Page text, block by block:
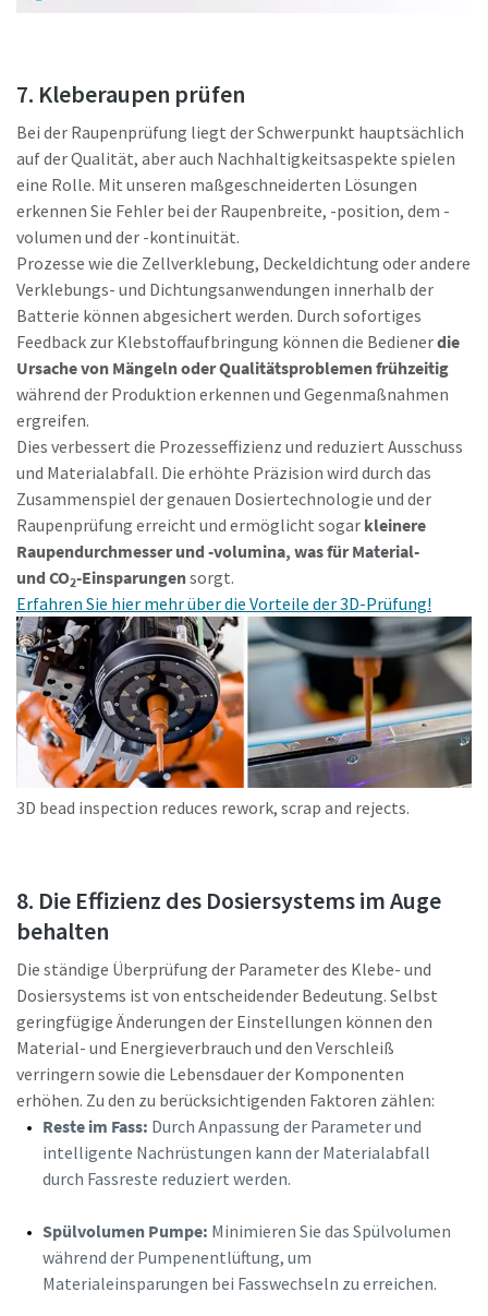
7. Kleberaupen prüfen
Bei der Raupenprüfung liegt der Schwerpunkt hauptsächlich
auf der Qualität, aber auch Nachhaltigkeitsaspekte spielen
eine Rolle. Mit unseren maßgeschneiderten Lösungen
erkennen Sie Fehler bei der Raupenbreite, -position, dem -
volumen und der -kontinuität.
Prozesse wie die Zellverklebung, Deckeldichtung oder andere
Verklebungs- und Dichtungsanwendungen innerhalb der
Batterie können abgesichert werden. Durch sofortiges
Feedback zur Klebstoffaufbringung können die Bedienerdie
Ursache von Mängeln oder Qualitätsproblemen frühzeitig
während der Produktion erkennen und Gegenmaßnahmen
ergreifen.
Dies verbessert die Prozesseffizienz und reduziert Ausschuss
und Materialabfall. Die erhöhte Präzision wird durch das
Zusammenspiel der genauen Dosiertechnologie und der
Raupenprüfung erreicht und ermöglicht sogar kleinere
Raupendurchmesser und -volumina, was für Material-
und CO2-Einsparungensorgt.
Erfahren Sie hier mehr über die Vorteile der 3D-Prüfung!
3D bead inspection reduces rework, scrap and rejects.
8. Die Effizienz des Dosiersystems im Auge
behalten
Die ständige Überprüfung der Parameter des Klebe- und
Dosiersystems ist von entscheidender Bedeutung. Selbst
geringfügige Änderungen der Einstellungen können den
Material- und Energieverbrauch und den Verschleiß
verringern sowie die Lebensdauer der Komponenten
erhöhen. Zu den zu berücksichtigenden Faktoren zählen:
Reste im Fass: Durch Anpassung der Parameter und
intelligente Nachrüstungen kann der Materialabfall
durch Fassreste reduziert werden.
Spülvolumen Pumpe: Minimieren Sie das Spülvolumen
während der Pumpenentlüftung, um
Materialeinsparungen bei Fasswechseln zu erreichen.